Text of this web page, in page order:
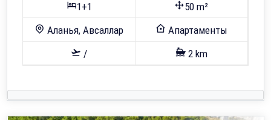
1+1
50 m²
Аланья, Авсаллар
Апартаменты
/
2 km